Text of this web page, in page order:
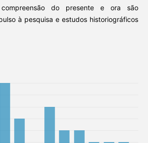
do presente e ora são
à pesquisa e estudos historiográficos